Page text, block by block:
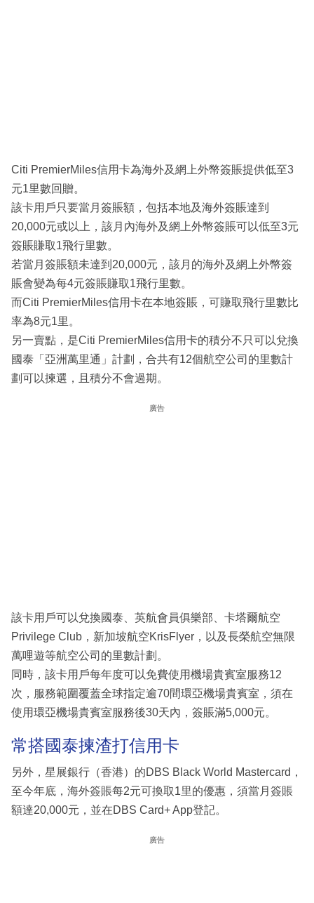
Citi PremierMiles信用卡為海外及網上外幣簽賬提供低至3
元1里數回贈。
該卡用戶只要當月簽賬額，包括本地及海外簽賬達到
20,000元或以上，該月內海外及網上外幣簽賬可以低至3元
簽賬賺取1飛行里數。
若當月簽賬額未達到20,000元，該月的海外及網上外幣簽
賬會變為每4元簽賬賺取1飛行里數。
而Citi PremierMiles信用卡在本地簽賬，可賺取飛行里數比
率為8元1里。
另一賣點，是Citi PremierMiles信用卡的積分不只可以兌換
國泰「亞洲萬里通」計劃，合共有12個航空公司的里數計
劃可以揀選，且積分不會過期。
廣告
該卡用戶可以兌換國泰、英航會員俱樂部、卡塔爾航空
Privilege Club，新加坡航空KrisFlyer，以及長榮航空無限
萬哩遊等航空公司的里數計劃。
同時，該卡用戶每年度可以免費使用機場貴賓室服務12
次，服務範圍覆蓋全球指定逾70間環亞機場貴賓室，須在
使用環亞機場貴賓室服務後30天內，簽賬滿5,000元。
常搭國泰揀渣打信用卡
另外，星展銀行（香港）的DBS Black World Mastercard，
至今年底，海外簽賬每2元可換取1里的優惠，須當月簽賬
額達20,000元，並在DBS Card+ App登記。
廣告